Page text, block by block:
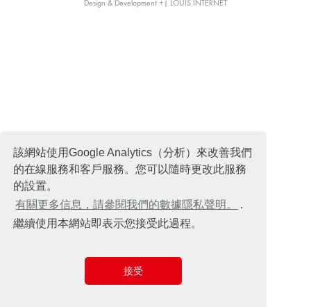
該網站使用Google Analytics（分析）來改善我們
的在線服務和客戶服務。您可以隨時更改此服務
的設置。
有關更多信息，請參閱我們的數據隱私聲明。
.
繼續使用本網站即表示您接受此過程。
接受
Design & Development +| LOUIS INTERNET